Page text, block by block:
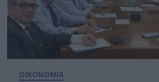
ΟΙΚΟΝΟΜΙΑ